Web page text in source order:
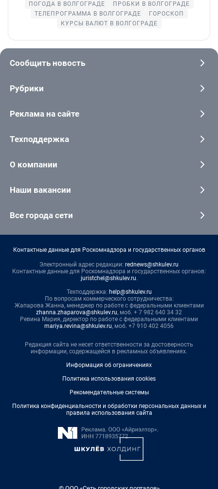
ПОГОДА В ВОЛГОГРАДЕ
ПРОБКИ В ВОЛГОГРАДЕ
ТЕЛЕПРОГРАММА В ВОЛГОГРАДЕ
ГОРОСКОП
КУРСЫ ВАЛЮТ В ВОЛГОГРАДЕ
Сообщить новость
Рубрики
Реклама на сайте
Техподдержка
О компании
Наши вакансии
Все города сети
Контактные данные для Роскомнадзора и государственных органов
Электронный адрес редакции: rednews@shkulev.ru
Контактные данные для Роскомнадзора и государственных органов:
juristchel@shkulev.ru.
Техподдержка: help@shkulev.ru
По вопросам коммерческого сотрудничества:
Жапарова Жанна, менеджер по работе с федеральными клиентами
zhanna.zhaparova@shkulev.ru, моб. + 7 982 640 34 32
Ревина Мария, директор по работе с федеральными клиентами
mariya.revina@shkulev.ru, моб. +7 910 402 4056
Редакция сайта не несет ответственности за достоверность
информации, содержащейся в рекламных объявлениях.
Информация об ограничениях
Политика использования cookies
Рекомендательные системы
Политика конфиденциальности и обработки персональных данных и
правила использования сайта